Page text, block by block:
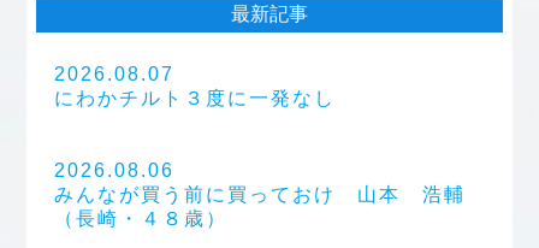
最新記事
2026.08.07
にわかチルト３度に一発なし
2026.08.06
みんなが買う前に買っておけ 山本 浩輔
（長崎・４８歳）